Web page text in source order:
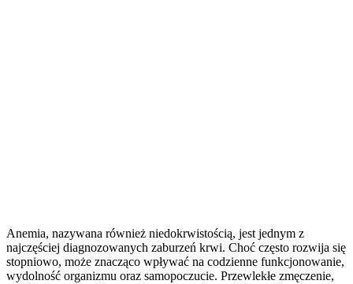
Anemia, nazywana również niedokrwistością, jest jednym z
najczęściej diagnozowanych zaburzeń krwi. Choć często rozwija się
stopniowo, może znacząco wpływać na codzienne funkcjonowanie,
wydolność organizmu oraz samopoczucie. Przewlekłe zmęczenie,